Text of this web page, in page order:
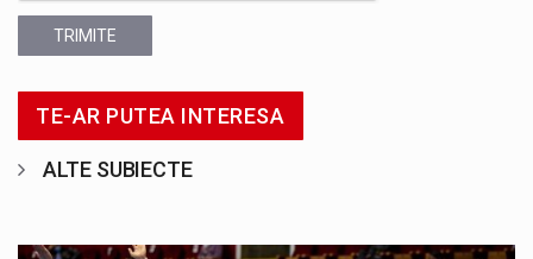
TRIMITE
TE-AR PUTEA INTERESA
ALTE SUBIECTE